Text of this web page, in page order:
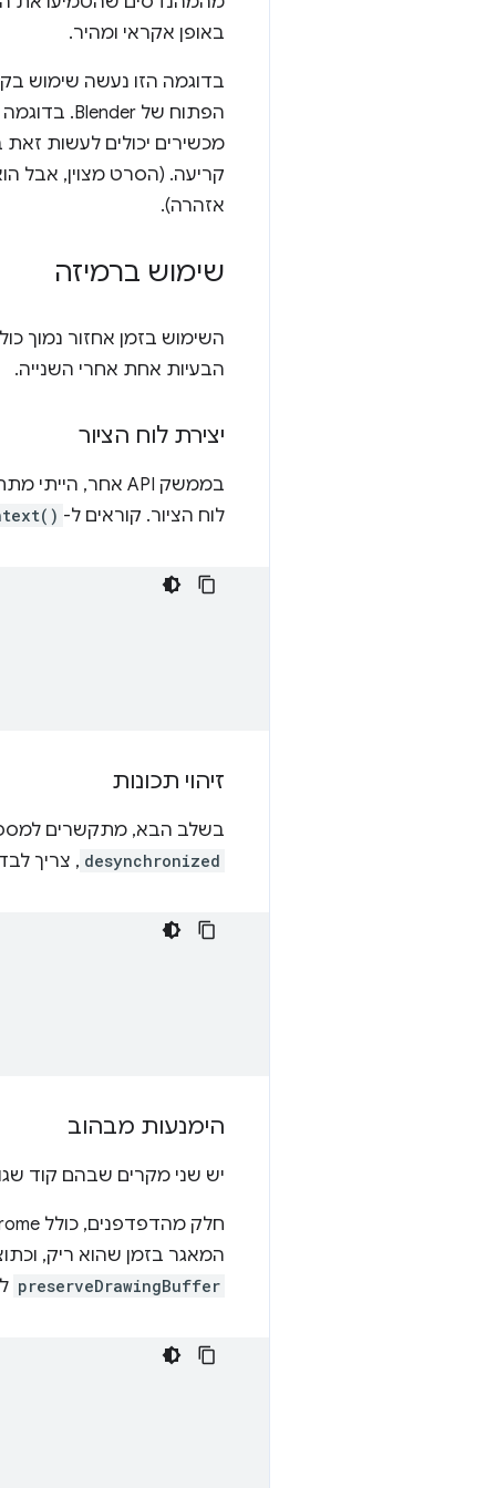
באופן אקראי ומהיר.
בדוגמה הזו נעשה שימוש
הפתוח של Blender. בדוגמה הזו, הסרט מופעל ברכיב
קריעה. (הסרט מצוין, אבל
אזהרה).
שימוש ברמיזה
השימוש בזמן אחזור נמוך
הבעיות אחת אחרי השנייה.
יצירת לוח הציור
בממשק API אחר, הייתי מתחיל בתיאור של זיהוי התכונות. כדי להשתמש בהצעה
לוח הציור. קוראים ל-
זיהוי תכונות
בשלב הבא, מתקשרים
desynchronized , צריך
הימנעות מבהוב
יש שני מקרים שבהם קוד
המאגר בזמן שהוא ריק,
preserveDrawingBuffer